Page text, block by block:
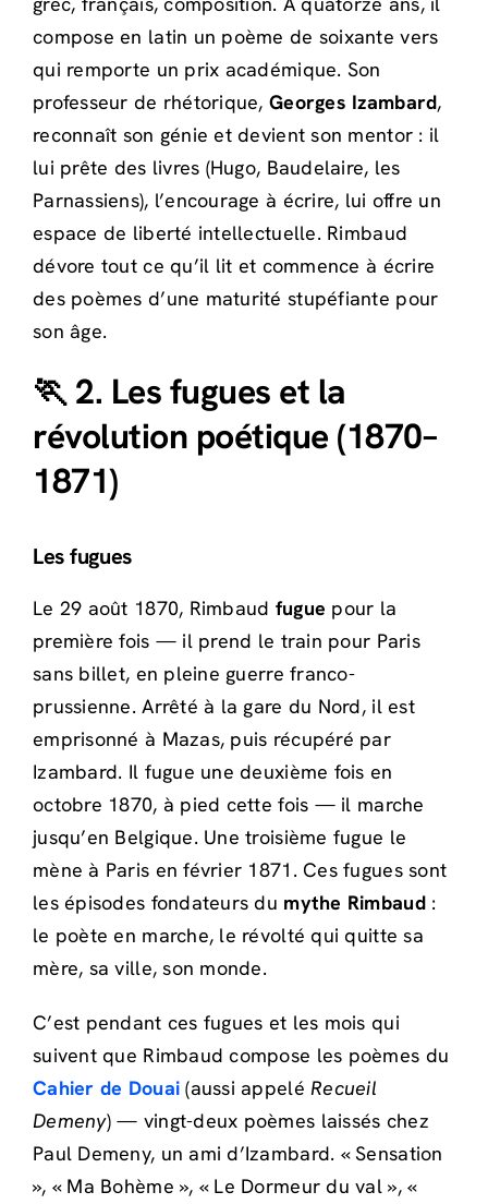
compose en latin un poème de soixante vers
qui remporte un prix académique. Son
professeur de rhétorique,Georges Izambard,
reconnaît son génie et devient son mentor : il
lui prête des livres (Hugo, Baudelaire, les
Parnassiens), l’encourage à écrire, lui offre un
espace de liberté intellectuelle. Rimbaud
dévore tout ce qu’il lit et commence à écrire
des poèmes d’une maturité stupéfiante pour
son âge.
🏃 2. Les fugues et la
révolution poétique (1870–
1871)
Les fugues
Le 29 août 1870, Rimbaud fugue pour la
première fois — il prend le train pour Paris
sans billet, en pleine guerre franco-
prussienne. Arrêté à la gare du Nord, il est
emprisonné à Mazas, puis récupéré par
Izambard. Il fugue une deuxième fois en
octobre 1870, à pied cette fois — il marche
jusqu’en Belgique. Une troisième fugue le
mène à Paris en février 1871. Ces fugues sont
les épisodes fondateurs du mythe Rimbaud:
le poète en marche, le révolté qui quitte sa
mère, sa ville, son monde.
C’est pendant ces fugues et les mois qui
suivent que Rimbaud compose les poèmes du
Cahier de Douai (aussi appeléRecueil
Demeny) — vingt-deux poèmes laissés chez
Paul Demeny, un ami d’Izambard. « Sensation
», « Ma Bohème », « Le Dormeur du val », «